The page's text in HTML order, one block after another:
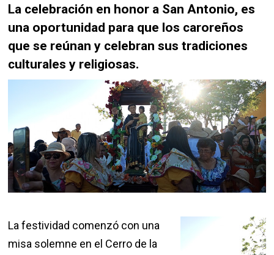
La celebración en honor a San Antonio, es
una oportunidad para que los caroreños
que se reúnan y celebran sus tradiciones
culturales y religiosas.
La festividad comenzó con una
misa solemne en el Cerro de la